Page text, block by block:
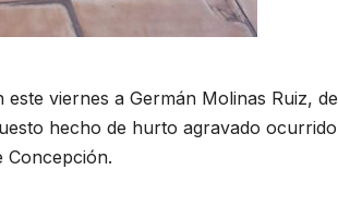
viernes a Germán Molinas Ruiz, de
hecho de hurto agravado ocurrido
Concepción.